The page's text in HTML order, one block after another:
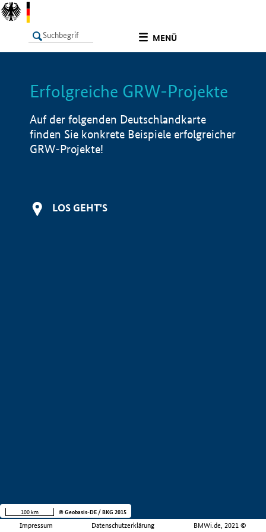
MENÜ
LISTE Info
Erfolgreiche GRW-Projekte
Auf der folgenden Deutschlandkarte
finden Sie konkrete Beispiele erfolgreicher
GRW-Projekte!
LOS GEHT'S
Impressum Datenschutzerklärung BMWi.de, 2021 ©
100 km © Geobasis-DE / BKG 2015